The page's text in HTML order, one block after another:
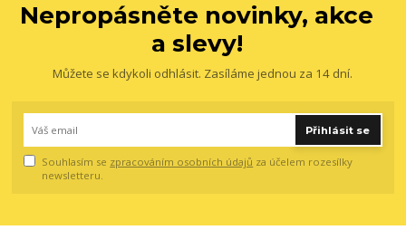
Nepropásněte novinky, akce
a slevy!
Můžete se kdykoli odhlásit. Zasíláme jednou za 14 dní.
Přihlásit se
Souhlasím se zpracováním osobních údajů za účelem rozesílky
newsletteru.